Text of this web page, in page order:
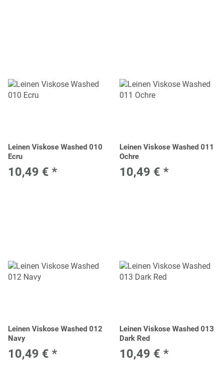
Leinen Viskose Washed 010
Ecru
10,49 € *
Leinen Viskose Washed 011
Ochre
10,49 € *
Leinen Viskose Washed 012
Navy
10,49 € *
Leinen Viskose Washed 013
Dark Red
10,49 € *